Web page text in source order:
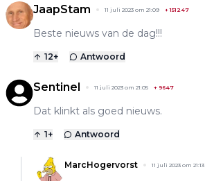
JaapStam 11 juli 2023 om 21:09 +151247
Beste nieuws van de dag!!!
12+ Antwoord
Sentinel 11 juli 2023 om 21:05 + 9647
Dat klinkt als goed nieuws.
1+ Antwoord
MarcHogervorst 11 juli 2023 om 21:13